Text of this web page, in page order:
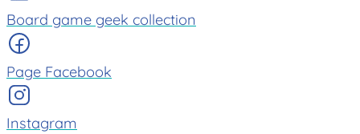
Board game geek collection
Page Facebook
Instagram